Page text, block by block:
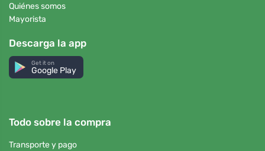
Quiénes somos
Mayorista
Descarga la app
Get it on
Google Play
Todo sobre la compra
Transporte y pago